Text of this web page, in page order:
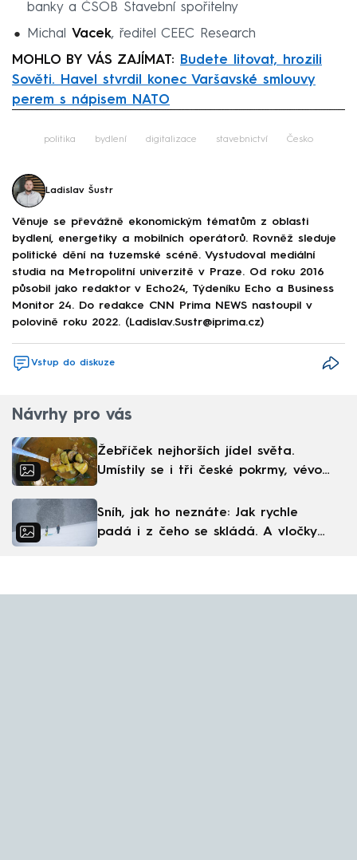
banky a ČSOB Stavební spořitelny
Michal Vacek, ředitel CEEC Research
MOHLO BY VÁS ZAJÍMAT:
Budete litovat, hrozili
Sověti. Havel stvrdil konec Varšavské smlouvy
perem s nápisem NATO
politika bydlení digitalizace stavebnictví Česko
Ladislav Šustr
Věnuje se převážně ekonomickým tématům z oblasti
bydlení, energetiky a mobilních operátorů. Rovněž sleduje
politické dění na tuzemské scéně. Vystudoval mediální
studia na Metropolitní univerzitě v Praze. Od roku 2016
působil jako redaktor v Echo24, Týdeníku Echo a Business
Monitor 24. Do redakce CNN Prima NEWS nastoupil v
polovině roku 2022. (Ladislav.Sustr@iprima.cz)
Vstup do diskuze
Návrhy pro vás
Žebříček nejhorších jídel světa.
Umístily se i tři české pokrmy, vévodí
Sníh, jak ho neznáte: Jak rychle
padá i z čeho se skládá. A vločky